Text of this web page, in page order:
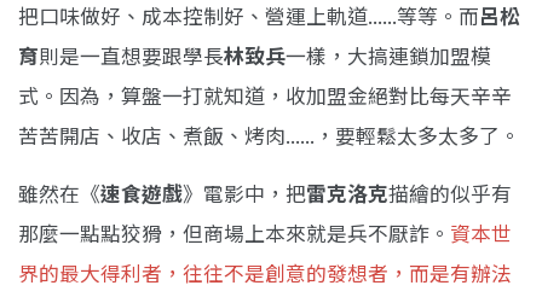
把口味做好、成本控制好、營運上軌道......等等。而呂松
育則是一直想要跟學長林致兵一樣，大搞連鎖加盟模
式。因為，算盤一打就知道，收加盟金絕對比每天辛辛
苦苦開店、收店、煮飯、烤肉......，要輕鬆太多太多了。
雖然在《速食遊戲》電影中，把雷克洛克描繪的似乎有
那麼一點點狡猾，但商場上本來就是兵不厭詐。 資本世
界的最大得利者，往往不是創意的發想者，而是有辦法